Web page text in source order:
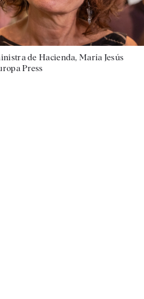
de Hacienda, María Jesús
Press